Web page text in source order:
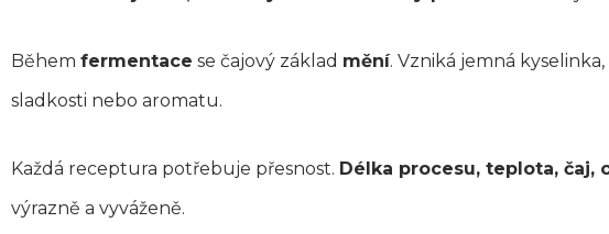
Během fermentace se čajový základ mění. Vzniká jemná
sladkosti nebo aromatu.
Každá receptura potřebuje přesnost. Délka procesu, teplota, čaj,
výrazně a vyváženě.